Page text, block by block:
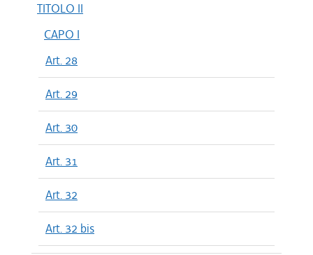
TITOLO II
CAPO I
Art. 28
Art. 29
Art. 30
Art. 31
Art. 32
Art. 32 bis